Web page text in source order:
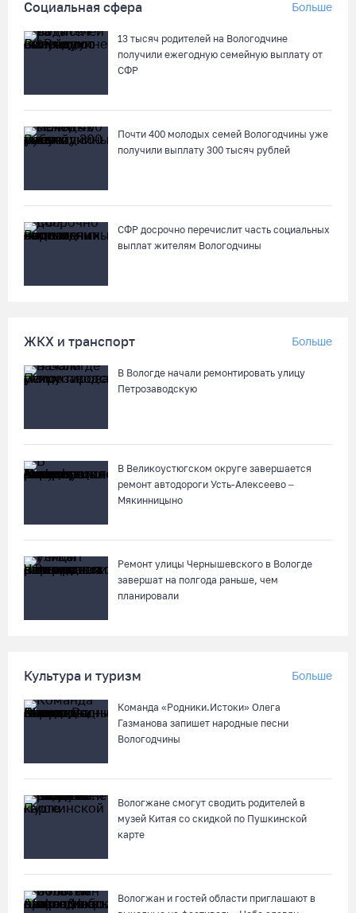
На Вологодчине готовность котельных к отопительному
сезону превысила 65%
07.08.26 / 11:19
07.08.26 / 11:18
Более 6 тысяч программ для детей представили кружки и
секции на Вологодчине
07.08.26 / 10:56
В Устюжне масштабно отметят 774-летие города фестивалем
кузнечного мастерства
07.08.26 / 10:24
07.08.26 / 09:55
Неизвестный мужчина погиб в подожженном в Вологодской
области магазине
07.08.26 / 09:25
Манты, речные прогулки и концерты музыкантов ждут
гостей на Дне города Тотьмы
российской Премьер-лиги
Социальная сфера Больше
13 тысяч родителей на Вологодчине
получили ежегодную семейную выплату от
СФР
Почти 400 молодых семей Вологодчины уже
получили выплату 300 тысяч рублей
СФР досрочно перечислит часть социальных
выплат жителям Вологодчины
ЖКХ и транспорт Больше
В Вологде начали ремонтировать улицу
Петрозаводскую
В Великоустюгском округе завершается
ремонт автодороги Усть-Алексеево –
Мякинницыно
Ремонт улицы Чернышевского в Вологде
завершат на полгода раньше, чем
планировали
Культура и туризм Больше
Команда «Родники.Истоки» Олега
Газманова запишет народные песни
Вологодчины
Вологжане смогут сводить родителей в
музей Китая со скидкой по Пушкинской
карте
Вологжан и гостей области приглашают в